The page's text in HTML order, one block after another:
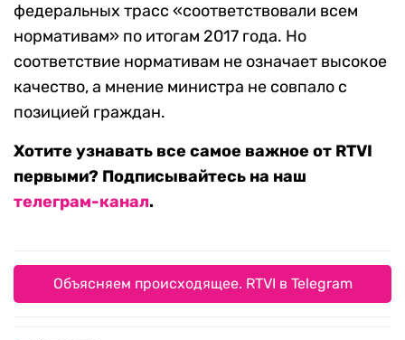
федеральных трасс «соответствовали всем
нормативам» по итогам 2017 года. Но
соответствие нормативам не означает высокое
качество, а мнение министра не совпало с
позицией граждан.
Хотите узнавать все самое важное от RTVI
первыми? Подписывайтесь на наш
телеграм-канал.
Объясняем происходящее. RTVI в Telegram